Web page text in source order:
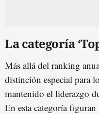
La categoría
Más allá del ranking
distinción especial para
mantenido el liderazgo
En esta categoría figuran